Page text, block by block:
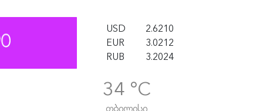
USD
2.6210
EUR
3.0212
RUB
3.2024
34 °C
თბილისი